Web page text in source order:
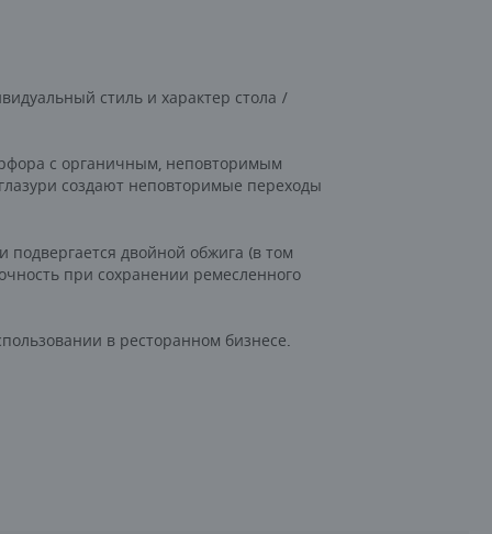
стиль и характер стола /
с органичным, неповторимым
создают неповторимые переходы
двойной обжига (в том
при сохранении ремесленного
в ресторанном бизнесе.